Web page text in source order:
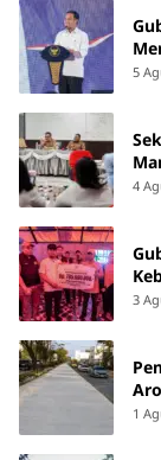
5
4
3
1